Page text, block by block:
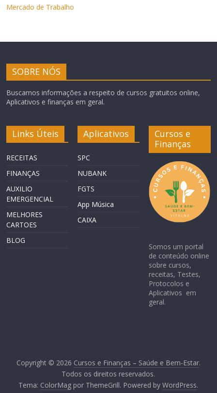
Mercado de Trabalho
SOBRE NÓS
Buscamos informações a respeito de cursos gratuitos online,
Aplicativos e finanças em geral.
Links Úteis
RECEITAS
FINANÇAS
AUXILIO
EMERGENCIAL
MELHORES
CARTOES
BLOG
Aplicativos
SPC
NUBANK
FGTS
App Música
CAIXA
Cursos e
Finanças
Somos um portal
de conteúdo online
sobre cursos,
receitas, Testes,
Protocolos e
Aplicativos em
geral.
Copyright © 2026 Cursos e Finanças – Saúde e Bem-Estar.
Todos os direitos reservados.
Tema: ColorMag por ThemeGrill. Powered byWordPress.